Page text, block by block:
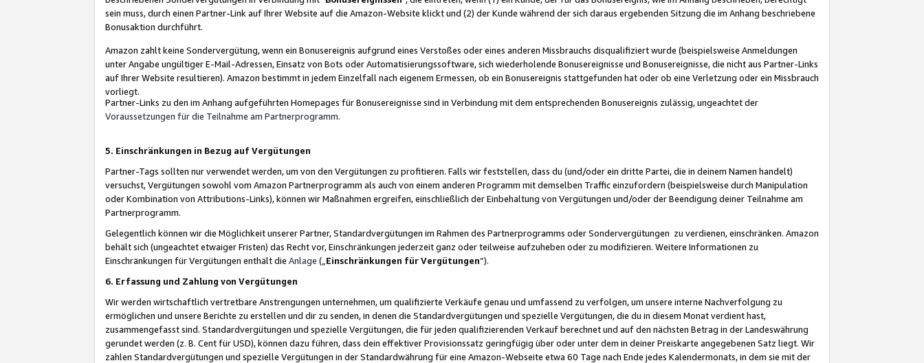
sein muss, durch einen Partner-Link auf Ihrer Website auf die Amazon-Website klickt und (2) der Kunde während der sich daraus ergebenden Sitzung die im Anhang beschriebene
Bonusaktion durchführt.
Amazon zahlt keine Sondervergütung, wenn ein Bonusereignis aufgrund eines Verstoßes oder eines anderen Missbrauchs disqualifiziert wurde (beispielsweise Anmeldungen
unter Angabe ungültiger E-Mail-Adressen, Einsatz von Bots oder Automatisierungssoftware, sich wiederholende Bonusereignisse und Bonusereignisse, die nicht aus Partner-Links
auf Ihrer Website resultieren). Amazon bestimmt in jedem Einzelfall nach eigenem Ermessen, ob ein Bonusereignis stattgefunden hat oder ob eine Verletzung oder ein Missbrauch
vorliegt.
Partner-Links zu den im Anhang aufgeführten Homepages für Bonusereignisse sind in Verbindung mit dem entsprechenden Bonusereignis zulässig, ungeachtet der
Voraussetzungen für die Teilnahme am Partnerprogramm.
5. Einschränkungen in Bezug auf Vergütungen
Partner-Tags sollten nur verwendet werden, um von den Vergütungen zu profitieren. Falls wir feststellen, dass du (und/oder ein dritte Partei, die in deinem Namen handelt)
versuchst, Vergütungen sowohl vom Amazon Partnerprogramm als auch von einem anderen Programm mit demselben Traffic einzufordern (beispielsweise durch Manipulation
oder Kombination von Attributions-Links), können wir Maßnahmen ergreifen, einschließlich der Einbehaltung von Vergütungen und/oder der Beendigung deiner Teilnahme am
Partnerprogramm.
Gelegentlich können wir die Möglichkeit unserer Partner, Standardvergütungen im Rahmen des Partnerprogramms oder Sondervergütungen zu verdienen, einschränken. Amazon
behält sich (ungeachtet etwaiger Fristen) das Recht vor, Einschränkungen jederzeit ganz oder teilweise aufzuheben oder zu modifizieren. Weitere Informationen zu
Einschränkungen für Vergütungen enthält die Anlage („ Einschränkungen für Vergütungen“).
6. Erfassung und Zahlung von Vergütungen
Wir werden wirtschaftlich vertretbare Anstrengungen unternehmen, um qualifizierte Verkäufe genau und umfassend zu verfolgen, um unsere interne Nachverfolgung zu
ermöglichen und unsere Berichte zu erstellen und dir zu senden, in denen die Standardvergütungen und spezielle Vergütungen, die du in diesem Monat verdient hast,
zusammengefasst sind. Standardvergütungen und spezielle Vergütungen, die für jeden qualifizierenden Verkauf berechnet und auf den nächsten Betrag in der Landeswährung
gerundet werden (z. B. Cent für USD), können dazu führen, dass dein effektiver Provisionssatz geringfügig über oder unter dem in deiner Preiskarte angegebenen Satz liegt. Wir
zahlen Standardvergütungen und spezielle Vergütungen in der Standardwährung für eine Amazon-Webseite etwa 60 Tage nach Ende jedes Kalendermonats, in dem sie mit der